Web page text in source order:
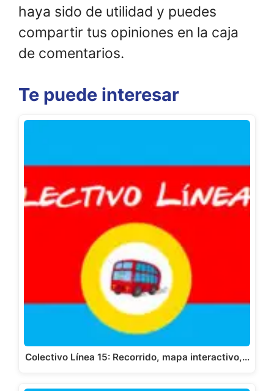
haya sido de utilidad y puedes
compartir tus opiniones en la caja
de comentarios.
Te puede interesar
Colectivo Línea 15: Recorrido, mapa interactivo,…